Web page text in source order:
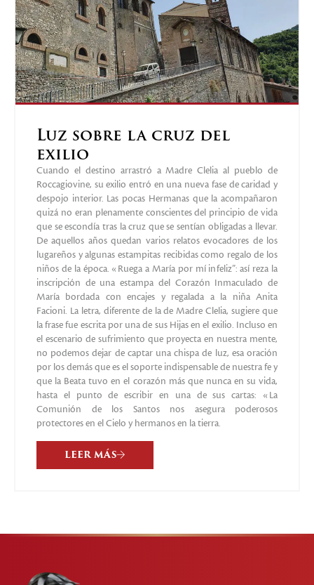
Luz sobre la cruz del
exilio
Cuando el destino arrastró a Madre Clelia al pueblo de
Roccagiovine, su exilio entró en una nueva fase de caridad y
despojo interior. Las pocas Hermanas que la acompañaron
quizá no eran plenamente conscientes del principio de vida
que se escondía tras la cruz que se sentían obligadas a llevar.
De aquellos años quedan varios relatos evocadores de los
lugareños y algunas estampitas recibidas como regalo de los
niños de la época. «Ruega a María por mí infeliz”: así reza la
inscripción de una estampa del Corazón Inmaculado de
María bordada con encajes y regalada a la niña Anita
Facioni. La letra, diferente de la de Madre Clelia, sugiere que
la frase fue escrita por una de sus Hijas en el exilio. Incluso en
el escenario de sufrimiento que proyecta en nuestra mente,
no podemos dejar de captar una chispa de luz, esa oración
por los demás que es el soporte indispensable de nuestra fe y
que la Beata tuvo en el corazón más que nunca en su vida,
hasta el punto de escribir en una de sus cartas: «La
Comunión de los Santos nos asegura poderosos
protectores en el Cielo y hermanos en la tierra.
LEER MÁS